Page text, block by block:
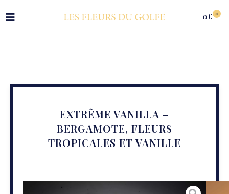
0€ 0
EXTRÊME VANILLA –
BERGAMOTE, FLEURS
TROPICALES ET VANILLE